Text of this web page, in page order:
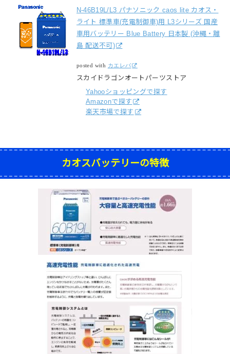
N-46B19L/L3 パナソニック caos lite カオス・
ライト 標準車(充電制御車)用 L3シリーズ 国産
車用バッテリー Blue Battery 日本製 (沖縄・離
島 配送不可)
posted with カエレバ
スカイドラゴンオートパーツストア
Yahooショッピングで探す
Amazonで探す
楽天市場で探す
カオスバッテリーの特徴